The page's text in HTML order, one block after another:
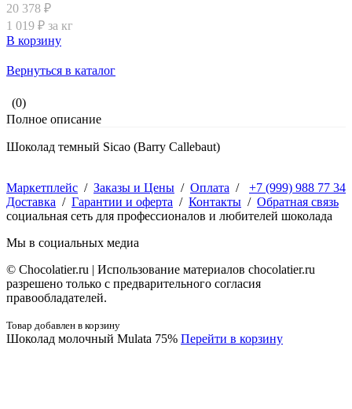
20 378 ₽
1 019 ₽ за кг
В корзину
Вернуться в каталог
(0)
Полное описание
Шоколад темный Sicao (Barry Callebaut)
+7 (999) 988 77 34
Маркетплейс / Заказы и Цены / Оплата /
Доставка / Гарантии и оферта / Контакты / Обратная связь
социальная сеть для профессионалов и любителей шоколада
Мы в социальных медиа
© Сhocolatier.ru | Использование материалов chocolatier.ru
разрешено только с предварительного согласия
правообладателей.
Товар добавлен в корзину
Шоколад молочный Mulata 75% Перейти в корзину